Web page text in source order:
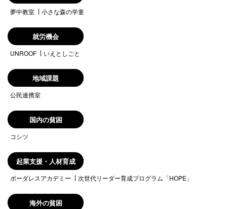
夢中教室 小さな森の学童
就労機会
UNROOF いえとしごと
地域課題
公民連携室
国内の貧困
コシツ
起業支援・人材育成
ボーダレスアカデミー 次世代リーダー育成プログラム「HOPE」
海外の貧困